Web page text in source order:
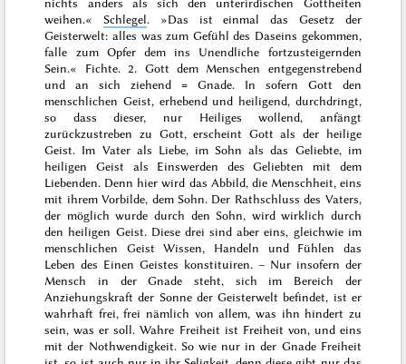
weihen.« Schlegel. »Das ist einmal das Gesetz der
Geisterwelt: alles was zum Gefühl des Daseins gekommen,
falle zum Opfer dem ins Unendliche fortzusteigernden
Sein.« Fichte. 2. Gott dem Menschen entgegenstrebend
und an sich ziehend = Gnade. In sofern Gott den
menschlichen Geist, erhebend und heiligend, durchdringt,
so dass dieser, nur Heiliges wollend, anfängt
zurückzustreben zu Gott, erscheint Gott als der heilige
Geist. Im Vater als Liebe, im Sohn als das Geliebte, im
heiligen Geist als Einswerden des Geliebten mit dem
Liebenden. Denn hier wird das Abbild, die Menschheit, eins
mit ihrem Vorbilde, dem Sohn. Der Rathschluss des Vaters,
der möglich wurde durch den Sohn, wird wirklich durch
den heiligen Geist. Diese drei sind aber eins, gleichwie im
menschlichen Geist Wissen, Handeln und Fühlen das
Leben des Einen Geistes konstituiren. – Nur insofern der
Mensch in der Gnade steht, sich im Bereich der
Anziehungskraft der Sonne der Geisterwelt befindet, ist er
wahrhaft frei, frei nämlich von allem, was ihn hindert zu
sein, was er soll. Wahre Freiheit ist Freiheit von, und eins
mit der Nothwendigkeit. So wie nur in der Gnade Freiheit